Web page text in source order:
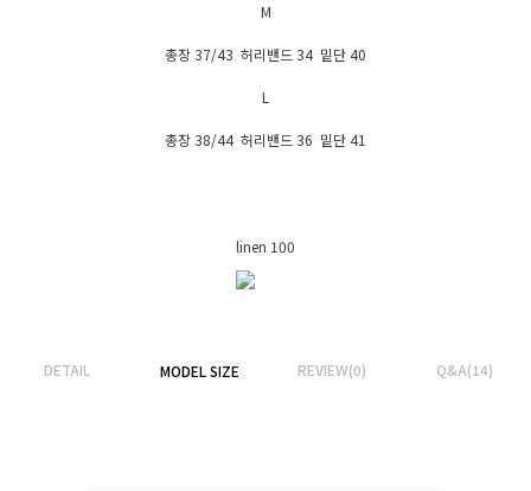
M
총장 37/43 허리밴드 34 밑단 40
L
총장 38/44 허리밴드 36 밑단 41
linen 100
DETAIL MODEL SIZE REVIEW(0) Q&A(14)